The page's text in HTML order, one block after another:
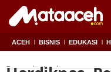
ACEH BISNIS EDUKASI
Beranda Aceh